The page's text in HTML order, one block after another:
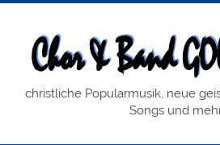
Zum
christliche Popularmusik, neue
Songs und